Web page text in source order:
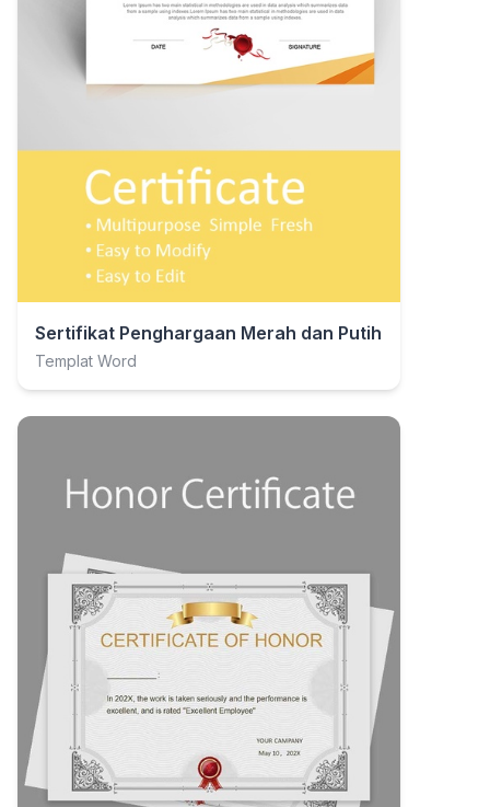
Sertifikat Penghargaan Merah dan Putih
Templat Word